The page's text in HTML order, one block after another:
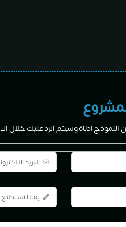
ادناة وسيتم الرد عليك خلال الــ 24 ساعة القادمة.